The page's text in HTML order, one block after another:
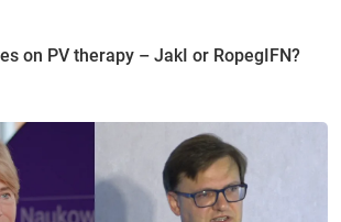
on PV therapy – JakI or RopegIFN?